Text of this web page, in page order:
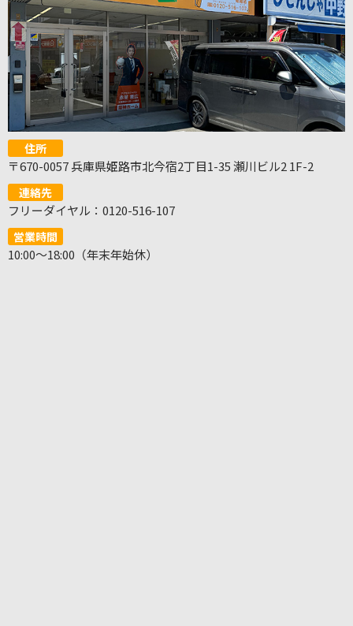
住所
〒670-0057 兵庫県姫路市北今宿2丁目1-35 瀬川ビル2 1F-2
連絡先
フリーダイヤル：0120-516-107
営業時間
10:00～18:00（年末年始休）